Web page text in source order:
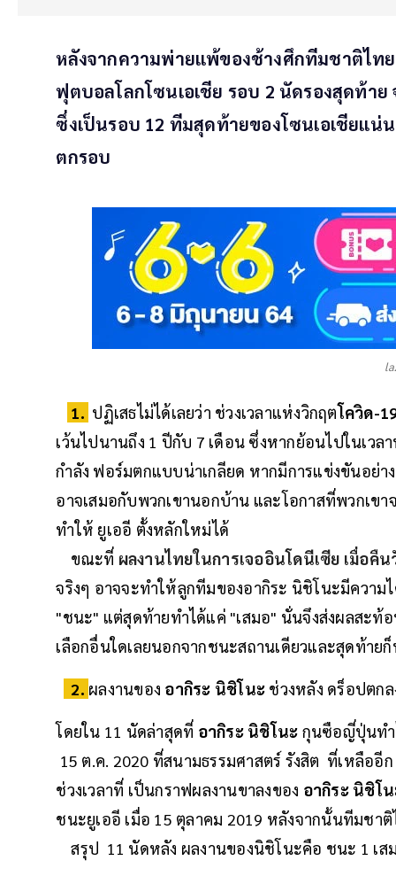
หลังจากความพ่ายแพ้ของช้างศึกทีมชาติไท
ฟุตบอลโลกโซนเอเชีย รอบ 2 นัดรองสุดท้า
ซึ่งเป็นรอบ 12 ทีมสุดท้ายของโซนเอเชียแน่
ตกรอบ
1. ปฏิเสธไม่ได้เลยว่า ช่วงเวลาแห่งวิกฤตโควิด-
เว้นไปนานถึง 1 ปีกับ 7 เดือน ซึ่งหากย้อนไปในเว
กำลัง ฟอร์มตกแบบน่าเกลียด หากมีการแข่งขันอย่า
อาจเสมอกับพวกเขานอกบ้าน และโอกาสที่พวกเข
ทำให้ ยูเออี ตั้งหลักใหม่ได้
ขณะที่ ผลงานไทยในการเจออินโดนีเซีย เมื่อ
จริงๆ อาจจะทำให้ลูกทีมของอากิระ นิชิโนะมีควา
"ชนะ" แต่สุดท้ายทำได้แค่ "เสมอ" นั่นจึงส่งผลสะท้
เลือกอื่นใดเลยนอกจากชนะสถานเดียวและสุดท้ายก็
2. ผลงานของ อากิระ นิชิโนะ ช่วงหลัง ดร็อปตก
โดยใน 11 นัดล่าสุดที่ อากิระ นิชิโนะ กุนซือญี่ปุ่นทำ
15 ต.ค. 2020 ที่สนามธรรมศาสตร์ รังสิต ที่เหลือ
ช่วงเวลาที่ เป็นกราฟผลงานขาลงของ อากิระ นิชิโ
ชนะยูเออี เมื่อ 15 ตุลาคม 2019 หลังจากนั้นทีมชา
สรุป 11 นัดหลัง ผลงานของนิชิโนะคือ ชนะ 1 เส